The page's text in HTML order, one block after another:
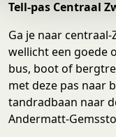
eTell-pas Centraal
Ga je naar
wellicht een goede
bus, boot of
met deze pas naar
tandradbaan naar
Andermatt-